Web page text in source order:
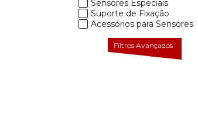
Sensores Especiais
Suporte de Fixação
Acessórios para Sensores
Filtros Avançados